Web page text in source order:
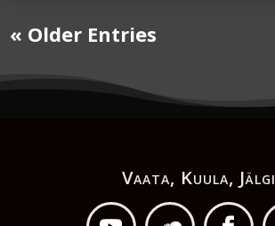
« Older Entries
Vaata, Kuula, Jälgi